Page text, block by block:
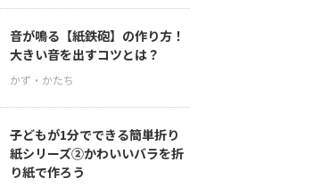
音が鳴る【紙鉄砲】の作り方！
大きい音を出すコツとは？
子どもが1分でできる簡単折り
紙シリーズ②かわいいバラを折
り紙で作ろう